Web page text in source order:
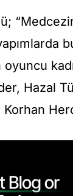
oyuncu
Hazal
Korhan